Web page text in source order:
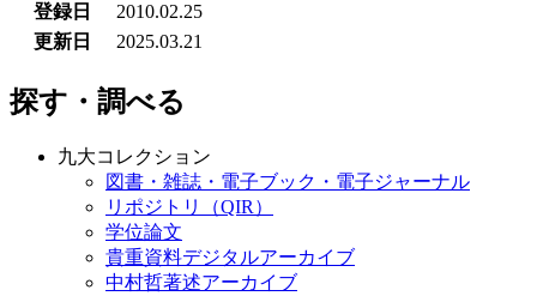
登録日
2010.02.25
更新日
2025.03.21
探す・調べる
九大コレクション
図書・雑誌・電子ブック・電子ジャーナル
リポジトリ（QIR）
学位論文
貴重資料デジタルアーカイブ
中村哲著述アーカイブ